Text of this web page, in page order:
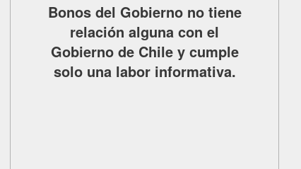
Bonos del Gobierno no tiene
relación alguna con el
Gobierno de Chile y cumple
solo una labor informativa.